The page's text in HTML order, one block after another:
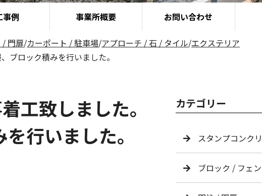
事例 事業所概要 お問い合わせ
/ 門扉/カーポート / 駐車場/アプローチ / 石 / タイル/エクステリア
ブロック積みを行いました。
工致しました。
行いました。
カテゴリー
スタンプコンク
ブロック / フェ